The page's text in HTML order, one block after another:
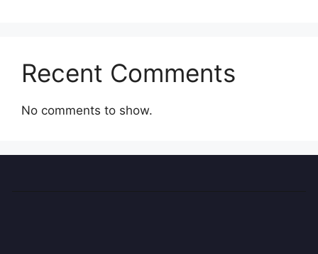
Recent Comments
No comments to show.